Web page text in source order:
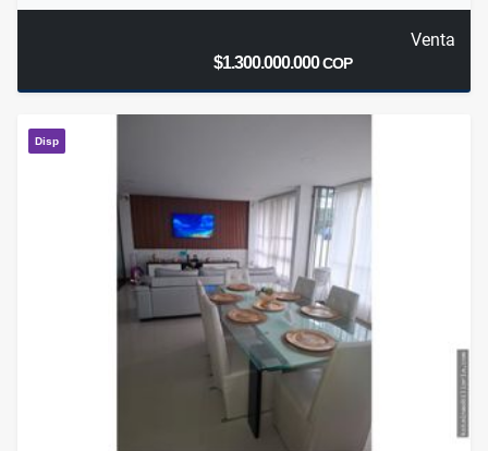
Venta
$1.300.000.000COP
Disp